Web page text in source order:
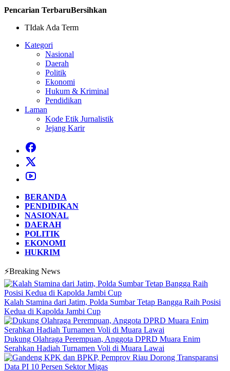
Pencarian TerbaruBersihkan
TIdak Ada Term
Kategori
Nasional
Daerah
Politik
Ekonomi
Hukum & Kriminal
Pendidikan
Laman
Kode Etik Jurnalistik
Jejang Karir
BERANDA
PENDIDIKAN
NASIONAL
DAERAH
POLITIK
EKONOMI
HUKRIM
⚡Breaking News
Kalah Stamina dari Jatim, Polda Sumbar Tetap Bangga Raih Posisi
Kedua di Kapolda Jambi Cup
Dukung Olahraga Perempuan, Anggota DPRD Muara Enim
Serahkan Hadiah Turnamen Voli di Muara Lawai